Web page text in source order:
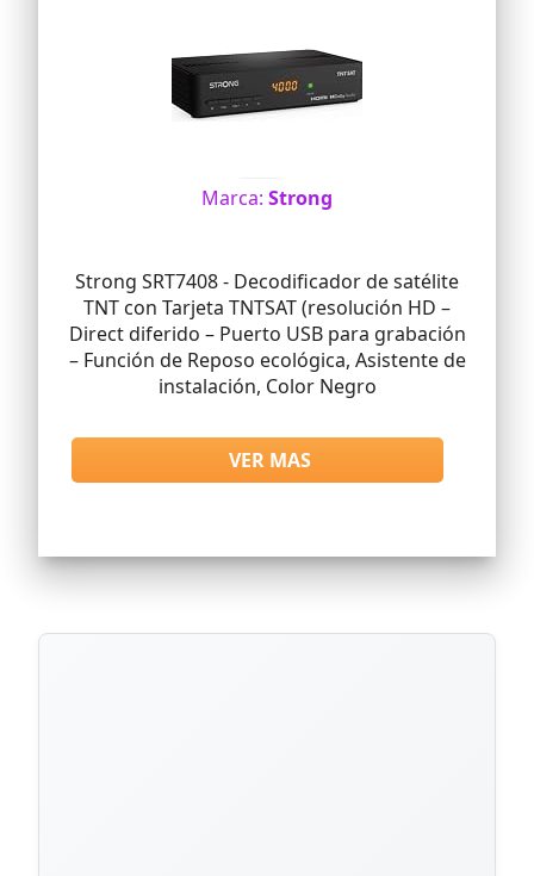
Marca: Strong
Strong SRT7408 - Decodificador de satélite
TNT con Tarjeta TNTSAT (resolución HD –
Direct diferido – Puerto USB para grabación
– Función de Reposo ecológica, Asistente de
instalación, Color Negro
VER MAS